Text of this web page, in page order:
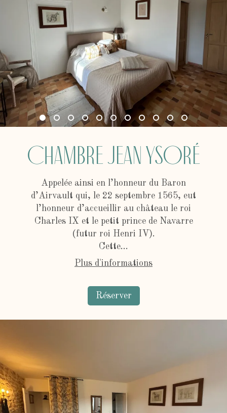
Chambre Jean Ysoré
Appelée ainsi en l’honneur du Baron
d’Airvault qui, le 22 septembre 1565, eut
l’honneur d’accueillir au château le roi
Charles IX et le petit prince de Navarre
(futur roi Henri IV).
Cette...
Plus d'informations
Réserver